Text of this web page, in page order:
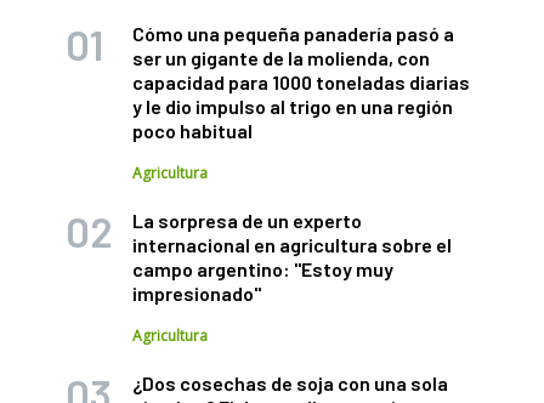
Cómo una pequeña panadería pasó a
ser un gigante de la molienda, con
capacidad para 1000 toneladas diarias
y le dio impulso al trigo en una región
poco habitual
Agricultura
La sorpresa de un experto
internacional en agricultura sobre el
campo argentino: "Estoy muy
impresionado"
Agricultura
¿Dos cosechas de soja con una sola